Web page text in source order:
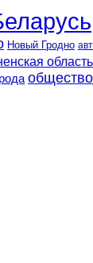
Новый Гродно
область
общество